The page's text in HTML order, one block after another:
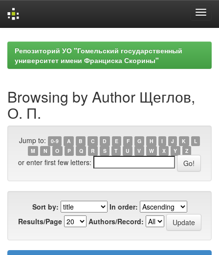
navigationРепозиторий УО "Гомельский государственный
университет имени Франциска Скорины"
Browsing by Author Щеглов,
О. П.
Jump to: 0-9 A B C D E F G H I J K
L
M
N O P Q R S T U V W X Y Z
or enter first few letters:
Sort by:
In order:
Results/Page
Authors/Record: